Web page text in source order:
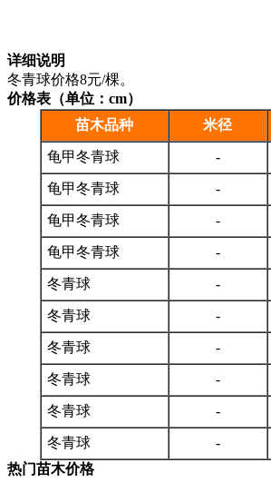
详细说明
冬青球价格8元/棵。
价格表（单位：cm）
苗木品种
米径
龟甲冬青球 -
龟甲冬青球 -
龟甲冬青球 -
龟甲冬青球 -
冬青球 -
冬青球 -
冬青球 -
冬青球 -
冬青球 -
冬青球 -
热门苗木价格